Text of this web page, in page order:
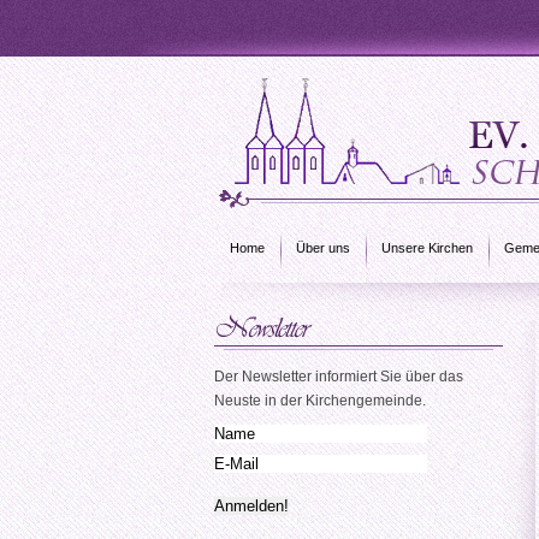
Home Über uns Unsere Kirchen
Der Newsletter informiert Sie über das
Neuste in der Kirchengemeinde.